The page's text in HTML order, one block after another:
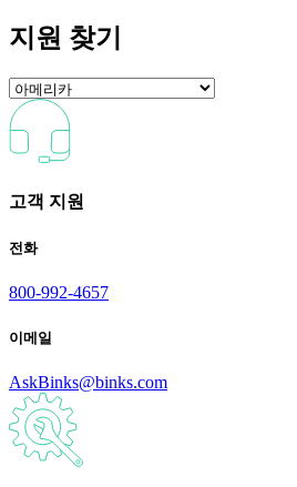
지원 찾기
고객 지원
전화
800-992-4657
이메일
AskBinks@binks.com